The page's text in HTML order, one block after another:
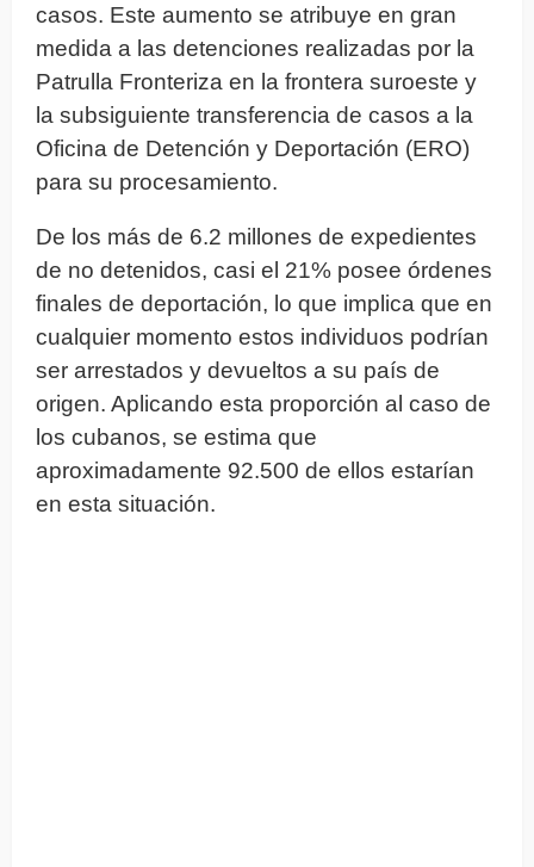
casos. Este aumento se atribuye en gran
medida a las detenciones realizadas por la
Patrulla Fronteriza en la frontera suroeste y
la subsiguiente transferencia de casos a la
Oficina de Detención y Deportación (ERO)
para su procesamiento.
De los más de 6.2 millones de expedientes
de no detenidos, casi el 21% posee órdenes
finales de deportación, lo que implica que en
cualquier momento estos individuos podrían
ser arrestados y devueltos a su país de
origen. Aplicando esta proporción al caso de
los cubanos, se estima que
aproximadamente 92.500 de ellos estarían
en esta situación.